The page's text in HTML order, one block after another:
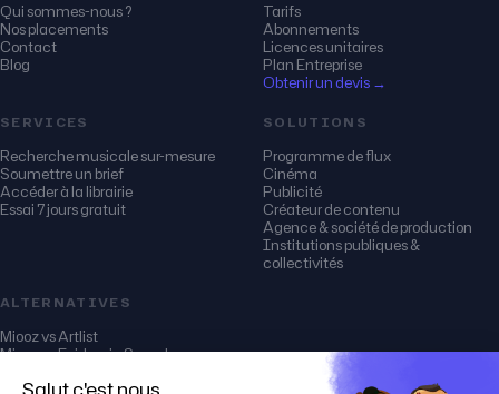
Qui sommes-nous ?
Nos placements
Contact
Blog
Tarifs
Abonnements
Licences unitaires
Plan Entreprise
Obtenir un devis →
SERVICES
Recherche musicale sur-mesure
Soumettre un brief
Accéder à la librairie
Essai 7 jours gratuit
SOLUTIONS
Programme de flux
Cinéma
Publicité
Créateur de contenu
Agence & société de production
Institutions publiques &
collectivités
ALTERNATIVES
Miooz vs Artlist
Miooz vs Epidemic Sound
Miooz vs Soundstripe